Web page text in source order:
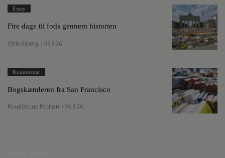
Essay
Fire dage til fods gennem historien
Ulrik Søberg / 06.8.26
Kommentar
Bogskænderen fra San Francisco
Knud Bruun Poulsen / 06.8.26